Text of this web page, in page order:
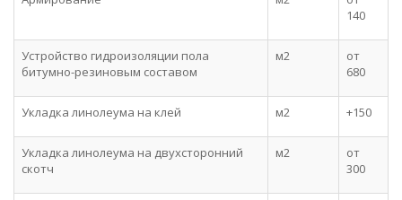
140
Устройство гидроизоляции пола
битумно-резиновым составом
м2
от
680
Укладка линолеума на клей м2 +150
Укладка линолеума на двухсторонний
скотч
м2
от
300